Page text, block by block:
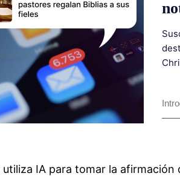
utiliza IA para tomar la